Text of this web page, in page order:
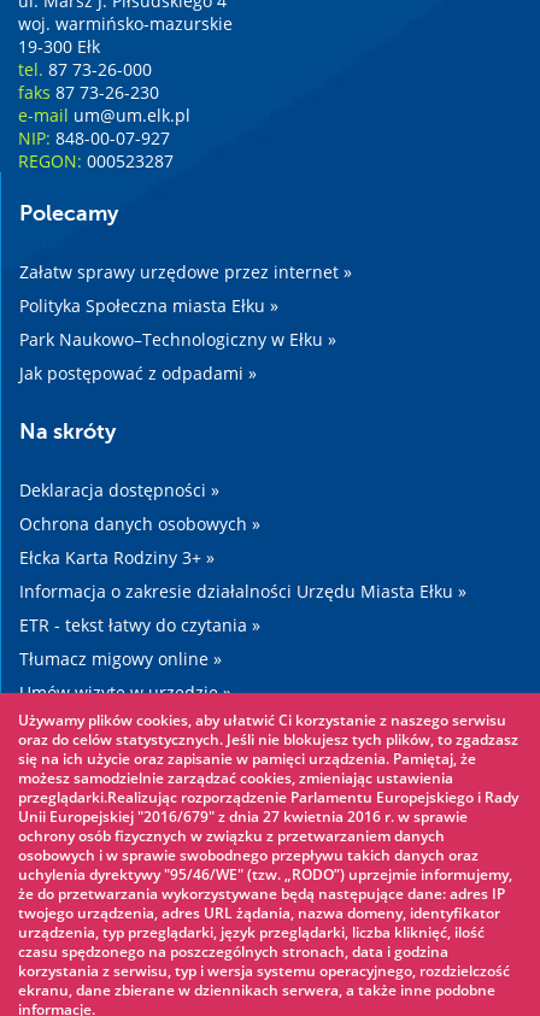
woj. warmińsko-mazurskie
19-300 Ełk
tel. 87 73-26-000
faks 87 73-26-230
e-mail um@um.elk.pl
NIP: 848-00-07-927
REGON: 000523287
Polecamy
Załatw sprawy urzędowe przez internet »
Polityka Społeczna miasta Ełku »
Park Naukowo–Technologiczny w Ełku »
Jak postępować z odpadami »
Na skróty
Deklaracja dostępności »
Ochrona danych osobowych »
Ełcka Karta Rodziny 3+ »
Informacja o zakresie działalności Urzędu Miasta Ełku »
ETR - tekst łatwy do czytania »
Tłumacz migowy online »
Umów wizytę w urzędzie »
Drogi »
Warto zobaczyć
Park linowy »
Park Wodny »
Lodowisko »
KINOECK »
Muzeum »
Używamy plików cookies, aby ułatwić Ci korzystanie z naszego serwisu
oraz do celów statystycznych. Jeśli nie blokujesz tych plików, to zgadzasz
się na ich użycie oraz zapisanie w pamięci urządzenia. Pamiętaj, że
możesz samodzielnie zarządzać cookies, zmieniając ustawienia
przeglądarki.Realizując rozporządzenie Parlamentu Europejskiego i Rady
Unii Europejskiej "2016/679" z dnia 27 kwietnia 2016 r. w sprawie
ochrony osób fizycznych w związku z przetwarzaniem danych
osobowych i w sprawie swobodnego przepływu takich danych oraz
uchylenia dyrektywy "95/46/WE" (tzw. „RODO”) uprzejmie informujemy,
że do przetwarzania wykorzystywane będą następujące dane: adres IP
twojego urządzenia, adres URL żądania, nazwa domeny, identyfikator
urządzenia, typ przeglądarki, język przeglądarki, liczba kliknięć, ilość
czasu spędzonego na poszczególnych stronach, data i godzina
korzystania z serwisu, typ i wersja systemu operacyjnego, rozdzielczość
ekranu, dane zbierane w dziennikach serwera, a także inne podobne
informacje.